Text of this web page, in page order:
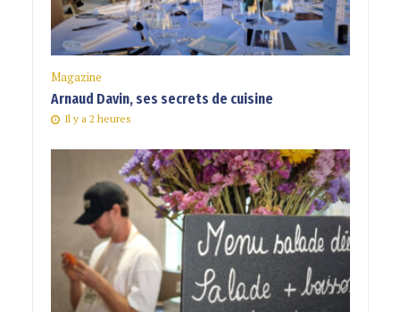
Magazine
Arnaud Davin, ses secrets de cuisine
Il y a 2 heures